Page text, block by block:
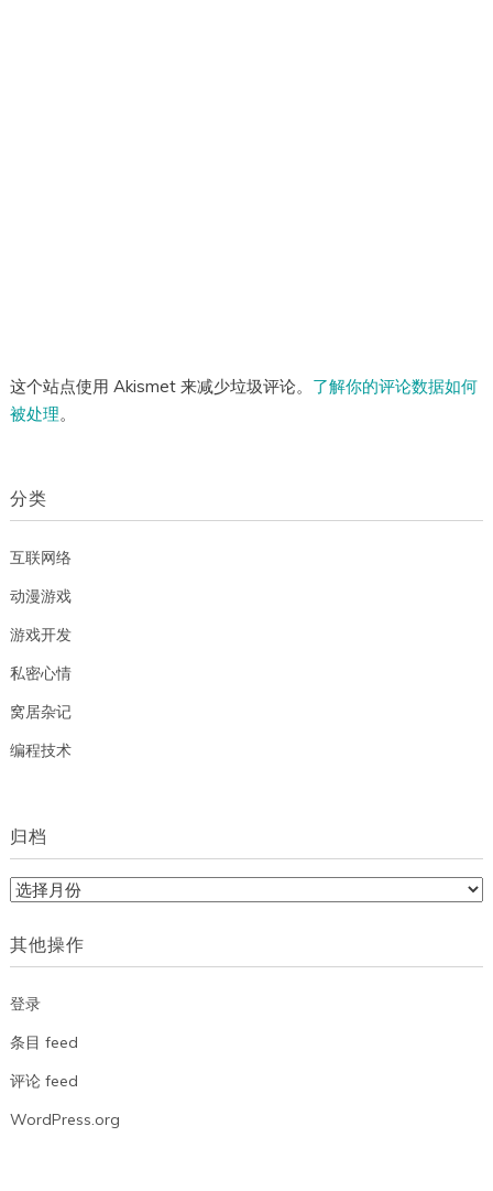
这个站点使用 Akismet 来减少垃圾评论。 了解你的评论数据如何
被处理。
分类
互联网络
动漫游戏
游戏开发
私密心情
窝居杂记
编程技术
归档
归
其他操作
登录
条目 feed
评论 feed
WordPress.org